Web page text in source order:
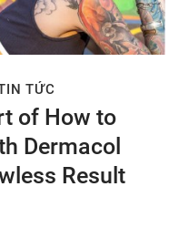
TỨC
of How to
Dermacol
Result